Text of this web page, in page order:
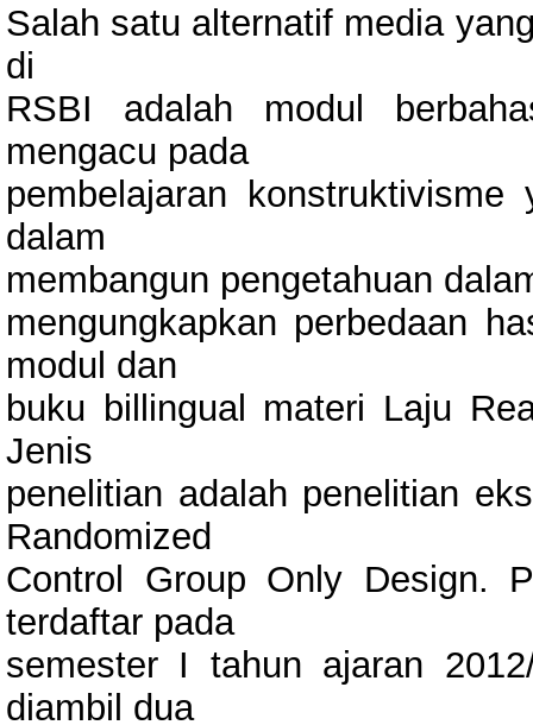
Salah satu alternatif media
di
RSBI adalah modul
mengacu pada
pembelajaran
dalam
membangun pengetahuan
mengungkapkan perbedaan
modul dan
buku billingual materi Laju
Jenis
penelitian adalah penelitian
Randomized
Control Group Only Design.
terdaftar pada
semester I tahun ajaran
diambil dua